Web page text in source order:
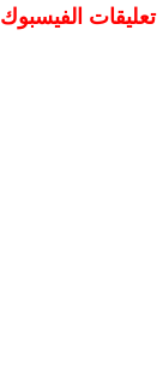
تعليقات الفيسبوك